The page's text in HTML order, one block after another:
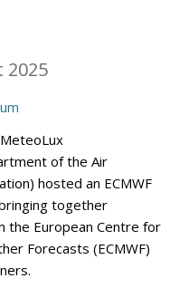
2025
of the Air
hosted an ECMWF
together
European Centre for
Forecasts (ECMWF)